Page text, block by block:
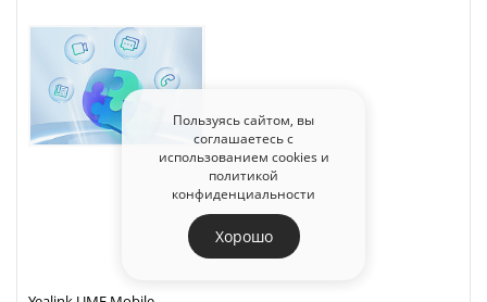
Пользуясь сайтом, вы
соглашаетесь с
использованием cookies и
политикой
конфиденциальности
Хорошо